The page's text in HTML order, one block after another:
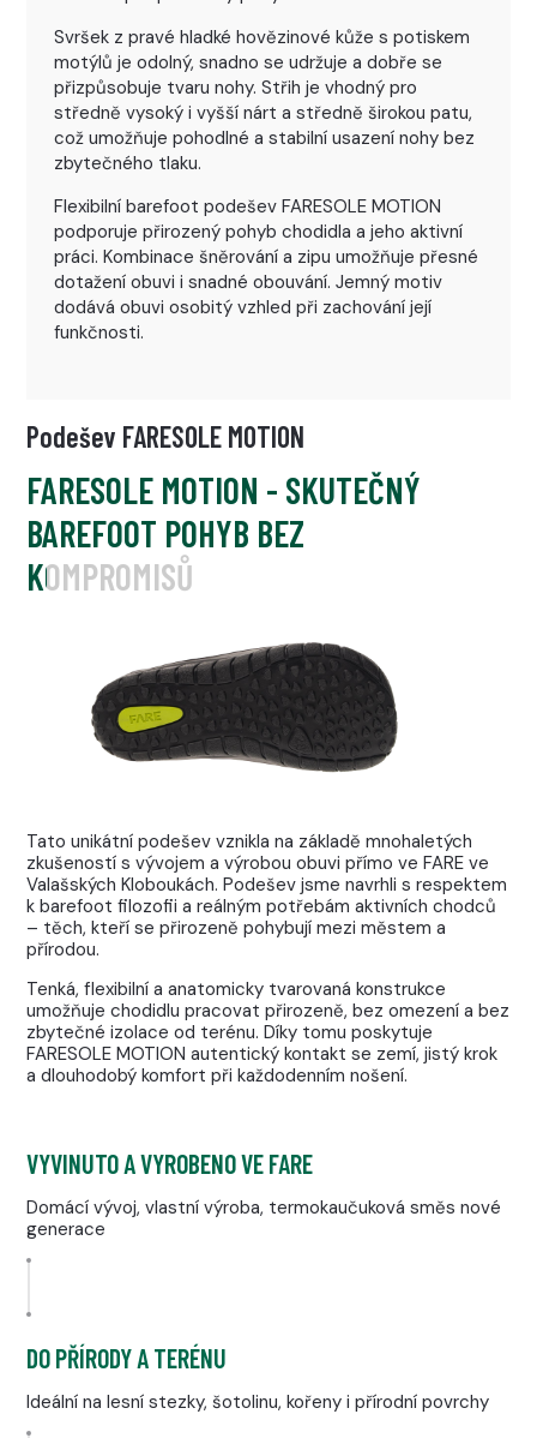
Svršek z pravé hladké hovězinové kůže s potiskem
motýlů je odolný, snadno se udržuje a dobře se
přizpůsobuje tvaru nohy. Střih je vhodný pro
středně vysoký i vyšší nárt a středně širokou patu,
což umožňuje pohodlné a stabilní usazení nohy bez
zbytečného tlaku.
Flexibilní barefoot podešev FARESOLE MOTION
podporuje přirozený pohyb chodidla a jeho aktivní
práci. Kombinace šněrování a zipu umožňuje přesné
dotažení obuvi i snadné obouvání. Jemný motiv
dodává obuvi osobitý vzhled při zachování její
funkčnosti.
Podešev FARESOLE MOTION
FARESOLE MOTION - SKUTEČNÝ
BAREFOOT POHYB BEZ
KOMPROMISŮ
Tato unikátní podešev vznikla na základě mnohaletých
zkušeností s vývojem a výrobou obuvi přímo ve FARE ve
Valašských Kloboukách. Podešev jsme navrhli s respektem
k barefoot filozofii a reálným potřebám aktivních chodců
– těch, kteří se přirozeně pohybují mezi městem a
přírodou.
Tenká, flexibilní a anatomicky tvarovaná konstrukce
umožňuje chodidlu pracovat přirozeně, bez omezení a bez
zbytečné izolace od terénu. Díky tomu poskytuje
FARESOLE MOTION autentický kontakt se zemí, jistý krok
a dlouhodobý komfort při každodenním nošení.
VYVINUTO A VYROBENO VE FARE
Domácí vývoj, vlastní výroba, termokaučuková směs nové
generace
DO PŘÍRODY A TERÉNU
Ideální na lesní stezky, šotolinu, kořeny i přírodní povrchy